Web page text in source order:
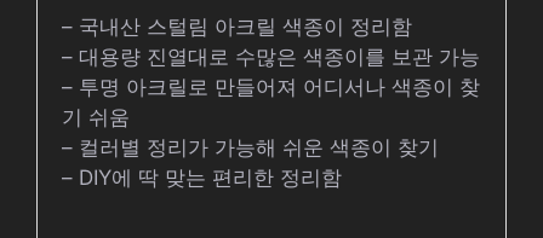
– 국내산 스털림 아크릴 색종이 정리함
– 대용량 진열대로 수많은 색종이를 보관 가능
– 투명 아크릴로 만들어져 어디서나 색종이 찾
기 쉬움
– 컬러별 정리가 가능해 쉬운 색종이 찾기
– DIY에 딱 맞는 편리한 정리함